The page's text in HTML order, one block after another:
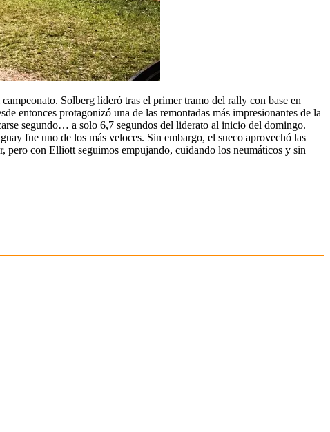
Solberg lideró tras el primer tramo del rally con base en
entonces protagonizó una de las remontadas más impresionantes de la
segundo… a solo 6,7 segundos del liderato al inicio del domingo.
fue uno de los más veloces. Sin embargo, el sueco aprovechó las
pero con Elliott seguimos empujando, cuidando los neumáticos y sin